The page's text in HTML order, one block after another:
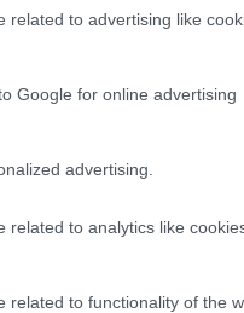
related to advertising like
Google for online advertising
advertising.
related to analytics like
related to functionality of the
Analizando
Advertising Spend),
ajustes. ¿No
campañas, sino